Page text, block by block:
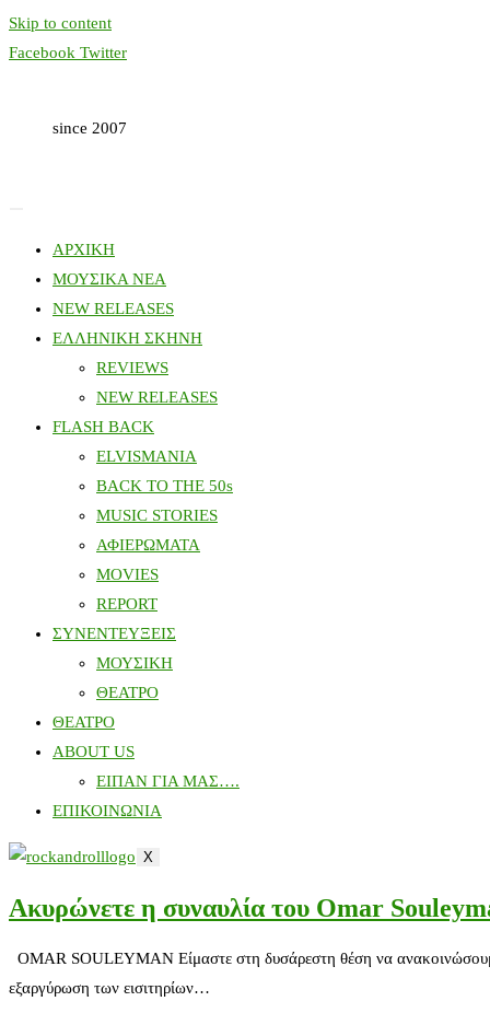
Skip to content
Facebook Twitter
since 2007
ΑΡΧΙΚΗ
ΜΟΥΣΙΚΑ ΝΕΑ
NEW RELEASES
ΕΛΛΗΝΙΚΗ ΣΚΗΝΗ
REVIEWS
NEW RELEASES
FLASH BACK
ELVISMANIA
BACK TO THE 50s
MUSIC STORIES
ΑΦΙΕΡΩΜΑΤΑ
MOVIES
REPORT
ΣΥΝΕΝΤΕΥΞΕΙΣ
ΜΟΥΣΙΚΗ
ΘΕΑΤΡΟ
ΘΕΑΤΡΟ
ABOUT US
ΕΙΠΑΝ ΓΙΑ ΜΑΣ….
ΕΠΙΚΟΙΝΩΝΙΑ
X
Ακυρώνετε η συναυλία του Omar
OMAR SOULEYMAN Είμαστε στη δυσάρεστη θέση να
εξαργύρωση των εισιτηρίων…